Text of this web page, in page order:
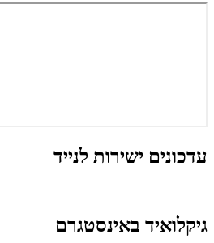
עדכונים ישירות לנייד
גיקלואיד באינסטגרם